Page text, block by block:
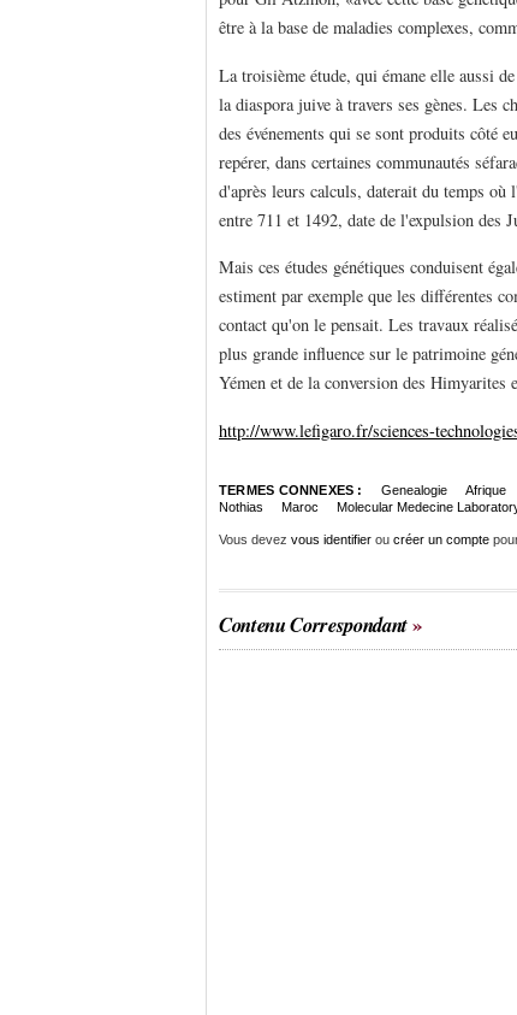
être à la base de maladies complexes,
La troisième étude, qui émane elle aussi
la diaspora juive à travers ses gènes. Les
des événements qui se sont produits côté
repérer, dans certaines communautés
d'après leurs calculs, daterait du temps
entre 711 et 1492, date de l'expulsion des
Mais ces études génétiques conduisent
estiment par exemple que les différentes
contact qu'on le pensait. Les travaux
plus grande influence sur le patrimoine
Yémen et de la conversion des Himyarites
http://www.lefigaro.fr/sciences-
TERMES CONNEXES : Genealogie Afrique
Nothias
Maroc Molecular Medecine
Vous devez vous identifier ou créer un compte
Contenu Correspondant